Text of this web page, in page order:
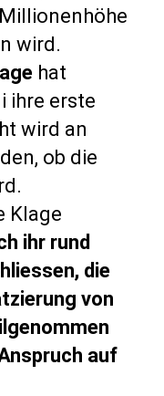
wird.
hat
ihre erste
wird an
ob die
Klage
ihr rund
die
von
auf